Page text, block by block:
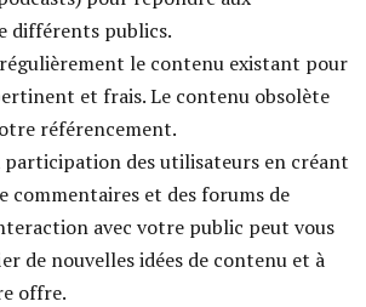
différents publics.
le contenu existant pour
et frais. Le contenu obsolète
référencement.
participation des utilisateurs en créant
commentaires et des forums de
avec votre public peut vous
de nouvelles idées de contenu et à
offre.